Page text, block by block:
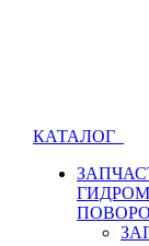
КАТАЛОГ